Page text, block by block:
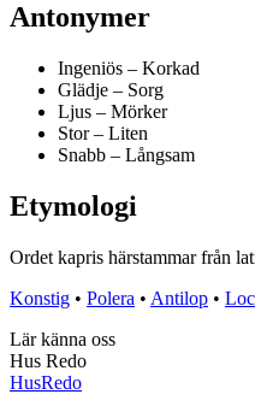
Antonymer
Ingeniös – Korkad
Glädje – Sorg
Ljus – Mörker
Stor – Liten
Snabb – Långsam
Etymologi
Ordet kapris härstammar från
Konstig • Polera • Antilop •
Lär känna oss
Hus Redo
HusRedo